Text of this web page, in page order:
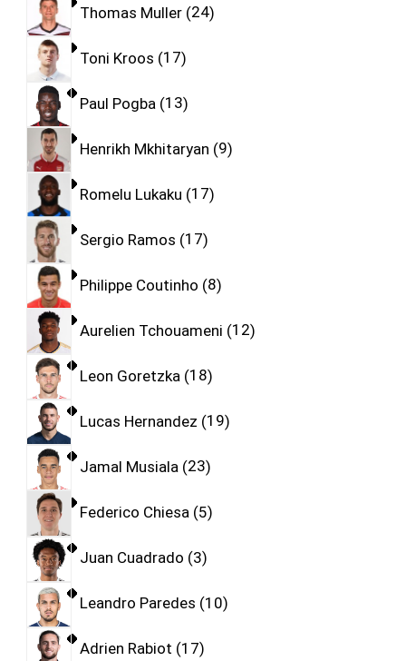
Thomas Muller 24
Toni Kroos 17
Paul Pogba 13
Henrikh Mkhitaryan 9
Romelu Lukaku 17
Sergio Ramos 17
Philippe Coutinho 8
Aurelien Tchouameni 12
Leon Goretzka 18
Lucas Hernandez 19
Jamal Musiala 23
Federico Chiesa 5
Juan Cuadrado 3
Leandro Paredes 10
Adrien Rabiot 17